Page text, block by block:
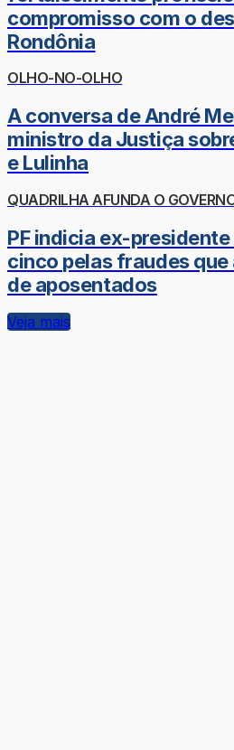
compromisso com o
Rondônia
OLHO-NO-OLHO
A conversa de André
ministro da Justiça
e Lulinha
QUADRILHA AFUNDA O
PF indicia ex-presidente
cinco pelas fraudes
de aposentados
Veja mais